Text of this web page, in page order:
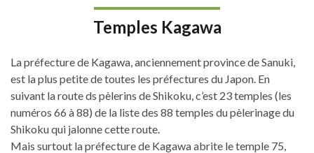
Temples Kagawa
La préfecture de Kagawa, anciennement province de Sanuki,
est la plus petite de toutes les préfectures du Japon. En
suivant la route ds pèlerins deShikoku,c’est 23 temples (les
numéros 66 à 88) de la liste des 88 temples du pèlerinage du
Shikoku qui jalonne cette route.
Mais surtout la préfecture de Kagawa abrite le temple 75,